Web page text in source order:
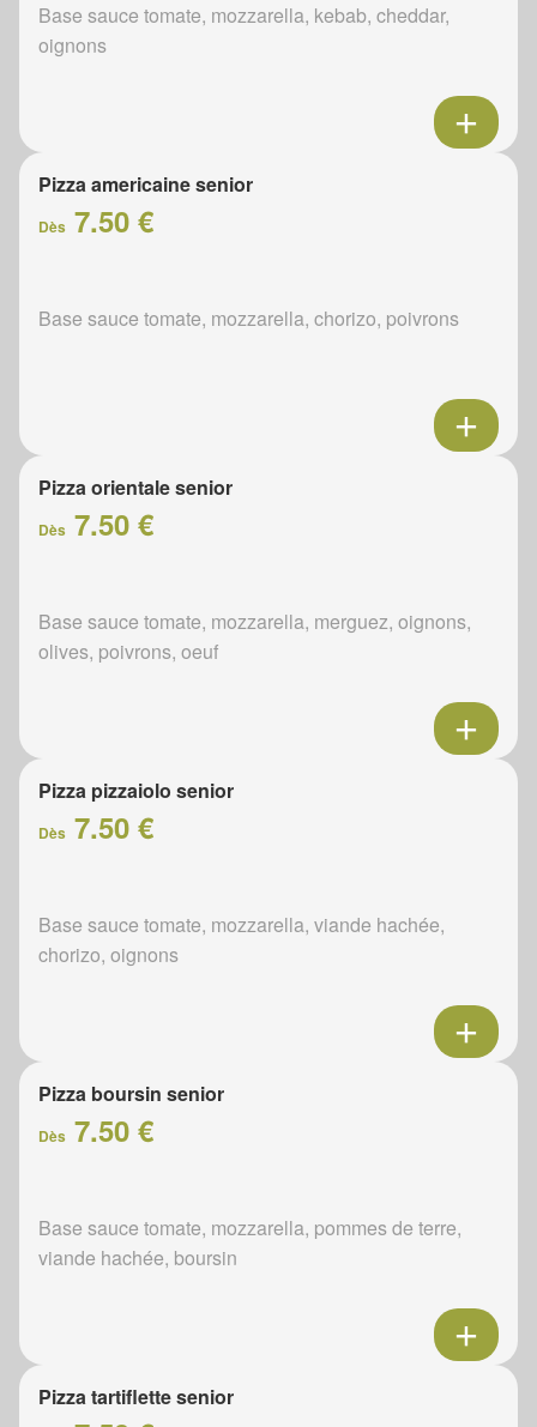
Base sauce tomate, mozzarella, kebab, cheddar,
oignons
Pizza americaine senior
Dès 7.50 €
Base sauce tomate, mozzarella, chorizo, poivrons
Pizza orientale senior
Dès 7.50 €
Base sauce tomate, mozzarella, merguez, oignons,
olives, poivrons, oeuf
Pizza pizzaiolo senior
Dès 7.50 €
Base sauce tomate, mozzarella, viande hachée,
chorizo, oignons
Pizza boursin senior
Dès 7.50 €
Base sauce tomate, mozzarella, pommes de terre,
viande hachée, boursin
Pizza tartiflette senior